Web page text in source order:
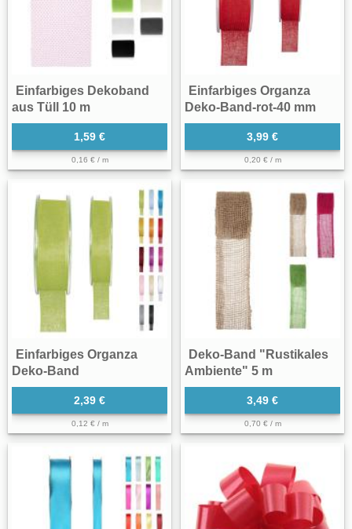
Einfarbiges Dekoband
aus Tüll 10 m
1,59 €
0,16 € / m
Einfarbiges Organza
Deko-Band-rot-40 mm
3,99 €
0,20 € / m
Einfarbiges Organza
Deko-Band
2,39 €
0,12 € / m
Deko-Band "Rustikales
Ambiente" 5 m
3,49 €
0,70 € / m